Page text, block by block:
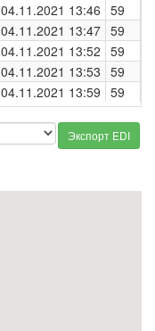
04.11.2021 13:46 59
04.11.2021 13:47 59
04.11.2021 13:52 59
04.11.2021 13:53 59
04.11.2021 13:59 59
Экспорт EDI